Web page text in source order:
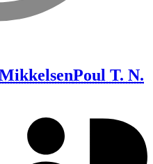
Poul T. N.